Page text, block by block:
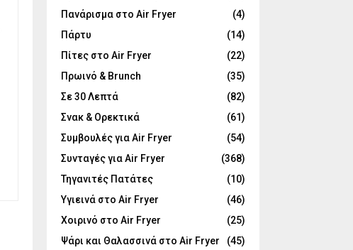
Πανάρισμα στο Air Fryer
(4)
Πάρτυ
(14)
Πίτες στο Air Fryer
(22)
Πρωινό & Brunch
(35)
Σε 30 Λεπτά
(82)
Σνακ & Ορεκτικά
(61)
Συμβουλές για Air Fryer
(54)
Συνταγές για Air Fryer
(368)
Τηγανιτές Πατάτες
(10)
Υγιεινά στο Air Fryer
(46)
Χοιρινό στο Air Fryer
(25)
Ψάρι και Θαλασσινά στο Air Fryer
(45)